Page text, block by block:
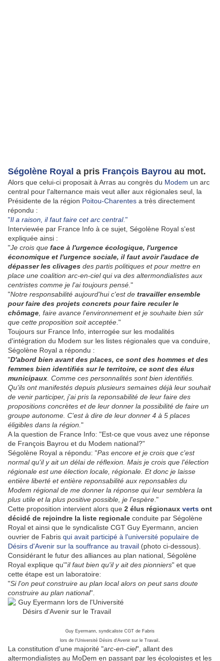
Ségolène Royal a pris François Bayrou au mot.
Alors que celui-ci proposait à Arras au congrès du Modem un arc
central pour l'alternance mais veut aller aux régionales seul, la
Présidente de la région Poitou-Charentes a très directement
répondu :
"Il a raison, il faut faire cet arc central."
Interviewée par France Info à ce sujet, Ségolène Royal s'est
expliquée ainsi :
"Je crois que face à l'urgence écologique, l'urgence
économique et l'urgence sociale, il faut avoir l'audace de
dépasser les clivages des partis politiques et pour mettre en
place une coalition arc-en-ciel qui va des altermondialistes aux
centristes comme je l'ai toujours pensé. "
"Notre responsabilité aujourd'hui c'est de travailler ensemble
pour faire des projets concrets pour faire reculer le
chômage , faire avance l'environnement et je souhaite bien sûr
que cette proposition soit acceptée ."
Toujours sur France Info, interrogée sur les modalités
d'intégration du Modem sur les listes régionales que va conduire,
Ségolène Royal a répondu :
"D'abord bien avant des places, ce sont des hommes et des
femmes bien identifiés sur le territoire, ce sont des élus
municipaux . Comme ces personnalités sont bien identifiés.
Qu'ils ont manifestés depuis plusieurs semaines déjà leur souhait
de venir participer, j'ai pris la reponsabilité de leur faire des
propositions concrètes et de leur donner la possibilité de faire un
groupe autonome. C'est à dire de leur donner 4 à 5 places
éligibles dans la région. "
A la question de France Info: "Est-ce que vous avez une réponse
de François Bayrou et du Modem national?"
Ségolène Royal a répondu: "Pas encore et je crois que c'est
normal qu'il y ait un délai de réflexion. Mais je crois que l'élection
régionale est une élection locale, régionale. Et donc je laisse
entière liberté et entière reponsabilité aux reponsables du
Modem régional de me donner la réponse qui leur semblera la
plus utile et la plus positive possible, je l'espère ."
Cette proposition intervient alors que 2 élus régionaux verts ont
décidé de rejoindre la liste regionale conduite par Ségolène
Royal et ainsi que le syndicaliste CGT Guy Eyermann, ancien
ouvrier de Fabris qui avait participé à l'université populaire de
Désirs d'Avenir sur la souffrance au travail (photo ci-dessous).
Considérant le futur des alliances au plan national, Ségolène
Royal explique qu'"il faut bien qu'il y ait des pionniers" et que
cette étape est un laboratoire:
"Si l'on peut construire au plan local alors on peut sans doute
construire au plan national".
Guy Eyermann, syndicaliste CGT de Fabris
lors de l'Université Désirs d'Avenir sur le Travail
La constitution d'une majorité "arc-en-ciel", allant des
altermondialistes au MoDem en passant par les écologistes et les